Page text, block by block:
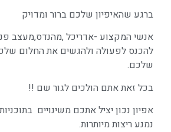
ברגע שהאיפיון שלכם ברור ומדויק
אנשי המקצוע -אדריכל ,מהנדס,מעצב
להכנס לפעולה ולהגשים את החלום
שלכם.
בכל זאת אתם הולכים לגור שם !!
אפיון נכון יציל אתכם משינויים
נמנע ריצות מיותרות.